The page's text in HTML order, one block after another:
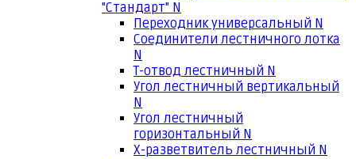
"Стандарт" N
Переходник универсальный N
Соединители лестничного лотка
N
Т-отвод лестничный N
Угол лестничный вертикальный
N
Угол лестничный
горизонтальный N
Х-разветвитель лестничный N